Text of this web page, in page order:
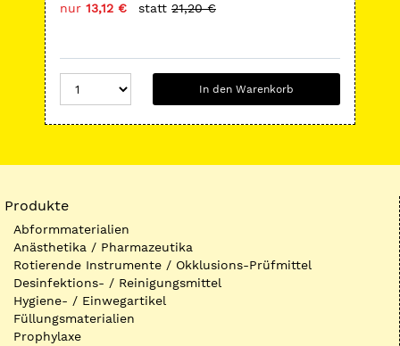
nur 13,12 € statt 21,20 €
In den Warenkorb
Produkte
Abformmaterialien
Anästhetika / Pharmazeutika
Rotierende Instrumente / Okklusions-Prüfmittel
Desinfektions- / Reinigungsmittel
Hygiene- / Einwegartikel
Füllungsmaterialien
Prophylaxe